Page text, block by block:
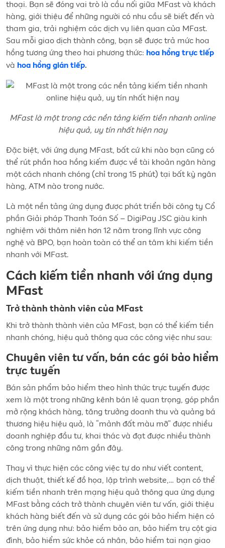
thoại. Bạn sẽ đóng vai trò là cầu nối giữa MFast và khách
hàng, giới thiệu để những người có nhu cầu sẽ biết đến và
tham gia, trải nghiệm các dịch vụ liên quan của MFast.
Sau mỗi giao dịch thành công, bạn sẽ được trả mức hoa
hồng tương ứng theo hai phương thức: hoa hồng trực tiếp
và hoa hồng gián tiếp.
MFast là một trong các nền tảng kiếm tiền nhanh online
hiệu quả, uy tín nhất hiện nay
Đặc biệt, với ứng dụng MFast, bất cứ khi nào bạn cũng có
thể rút phần hoa hồng kiếm được về tài khoản ngân hàng
một cách nhanh chóng (chỉ trong 15 phút) tại bất kỳ ngân
hàng, ATM nào trong nước.
Là một nền tảng ứng dụng được phát triển bởi công ty Cổ
phần Giải pháp Thanh Toán Số – DigiPay JSC giàu kinh
nghiệm với thâm niên hơn 12 năm trong lĩnh vực công
nghệ và BPO, bạn hoàn toàn có thể an tâm khi kiếm tiền
nhanh với MFast.
Cách kiếm tiền nhanh với ứng dụng
MFast
Trở thành thành viên của MFast
Khi trở thành thành viên của MFast, bạn có thể kiếm tiền
nhanh chóng, hiệu quả thông qua các công việc như sau:
Chuyên viên tư vấn, bán các gói bảo hiểm
trực tuyến
Bán sản phẩm bảo hiểm theo hình thức trực tuyến được
xem là một trong những kênh bán lẻ quan trọng, góp phần
mở rộng khách hàng, tăng trưởng doanh thu và quảng bá
thương hiệu hiệu quả, là “mảnh đất màu mỡ” được nhiều
doanh nghiệp đầu tư, khai thác và đạt được nhiều thành
công trong những năm gần đây.
Thay vì thực hiện các công việc tự do như viết content,
dịch thuật, thiết kế đồ họa, lập trình website,… bạn có thể
kiếm tiền nhanh trên mạng hiệu quả thông qua ứng dụng
MFast bằng cách trở thành chuyên viên tư vấn, giới thiệu
khách hàng biết đến và sử dụng các gói bảo hiểm hiện có
trên ứng dụng như: bảo hiểm bảo an, bảo hiểm trụ cột gia
đình, bảo hiểm sức khỏe cá nhân, bảo hiểm tai nạn giao